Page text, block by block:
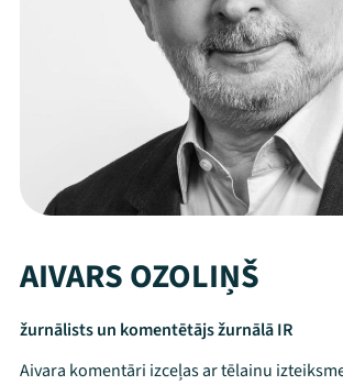
AIVARS OZOLIŅŠ
žurnālists un komentētājs žurnālā IR
Aivara komentāri izceļas ar tēlainu